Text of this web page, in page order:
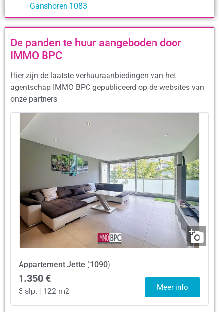
Ganshoren 1083
De panden te huur aangeboden door
IMMO BPC
Hier zijn de laatste verhuuraanbiedingen van het
agentschap IMMO BPC gepubliceerd op de websites van
onze partners
Appartement Jette (1090)
1.350 €
3 slp. 122 m2 Meer info